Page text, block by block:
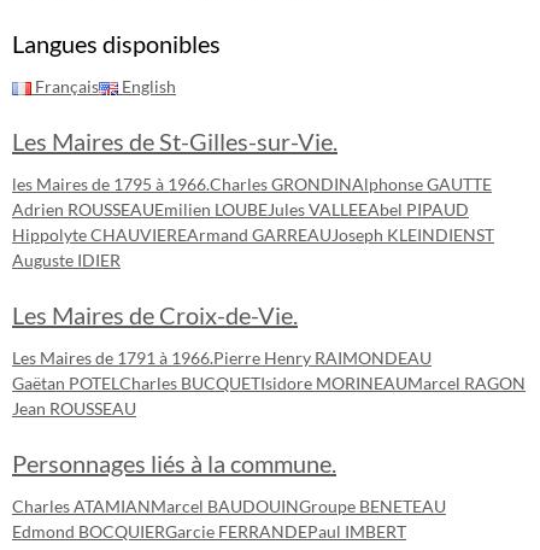
Langues disponibles
Français English
Les Maires de St-Gilles-sur-Vie.
les Maires de 1795 à 1966.Charles GRONDINAlphonse GAUTTE
Adrien ROUSSEAUEmilien LOUBEJules VALLEEAbel PIPAUD
Hippolyte CHAUVIEREArmand GARREAUJoseph KLEINDIENST
Auguste IDIER
Les Maires de Croix-de-Vie.
Les Maires de 1791 à 1966.Pierre Henry RAIMONDEAU
Gaëtan POTEL Charles BUCQUETIsidore MORINEAUMarcel RAGON
Jean ROUSSEAU
Personnages liés à la commune.
Charles ATAMIANMarcel BAUDOUINGroupe BENETEAU
Edmond BOCQUIERGarcie FERRANDEPaul IMBERT